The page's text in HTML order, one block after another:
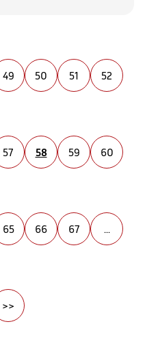
49 50 51 52
57 58 59 60
65 66 67 ...
>>